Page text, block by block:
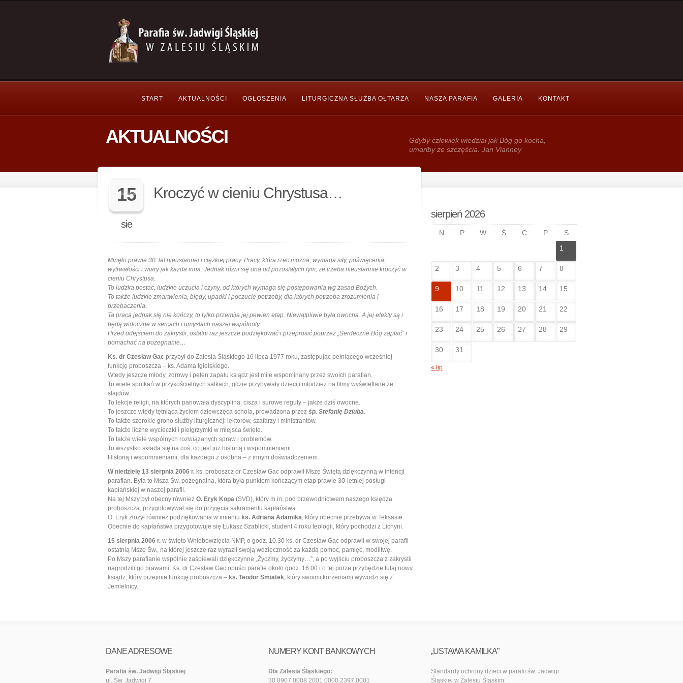
START AKTUALNOŚCI OGŁOSZENIA LITURGICZNA SŁUŻBA OŁTARZA NASZA PARAFIA GALERIA KONTAKT
AKTUALNOŚCI
Gdy­by człowiek wie­dział jak Bóg go kocha,
umarłby ze szczęścia. Jan Vianney
15
sie
Kroczyć w cieniu Chrystusa…
Minęło prawie 30. lat nieustannej i ciężkiej pracy. Pracy, która rzec można, wymaga siły, poświęcenia,
wytrwałości i wiary jak każda inna. Jednak różni się ona od pozostałych tym, że trzeba nieustannie kroczyć w
cieniu Chrystusa.
To ludzka postać, ludzkie uczucia i czyny, od których wymaga się postępowania wg zasad Bożych.
To także ludzkie zmartwienia, błędy, upadki i poczucie potrzeby, dla których potrzeba zrozumienia i
przebaczenia.
Ta praca jednak się nie kończy, to tylko przemija jej pewien etap. Niewątpliwie była owocna. A jej efekty są i
będą widoczne w sercach i umysłach naszej wspólnoty.
Przed odejściem do zakrystii, ostatni raz jeszcze podziękować i przeprosić poprzez „Serdeczne Bóg zapłać” i
pomachać na pożegnanie…
Ks. dr Czesław Gac przybył do Zalesia Śląskiego 16 lipca 1977 roku, zastępując pełniącego wcześniej
funkcję proboszcza – ks. Adama Igielskiego.
Wtedy jeszcze młody, zdrowy i pełen zapału ksiądz jest mile wspominany przez swoich parafian.
To wiele spotkań w przykościelnych salkach, gdzie przybywały dzieci i młodzież na filmy wyświetlane ze
slajdów.
To lekcje religii, na których panowała dyscyplina, cisza i surowe reguły – jakże dziś owocne.
To jeszcze wtedy tętniąca życiem dziewczęca schola, prowadzona przez śp. Stefanię Dziuba.
To także szerokie grono służby liturgicznej: lektorów, szafarzy i ministrantów.
To także liczne wycieczki i pielgrzymki w miejsca święte.
To także wiele wspólnych rozwiązanych spraw i problemów.
To wszystko składa się na coś, co jest już historią i wspomnieniami.
Historią i wspomnieniami, dla każdego z osobna – z innym doświadczeniem.
W niedzielę 13 sierpnia 2006 r. ks. proboszcz dr Czesław Gac odprawił Mszę Świętą dziękczynną w intencji
parafian. Była to Msza Św. pożegnalna, która była punktem kończącym etap prawie 30-letniej posługi
kapłańskiej w naszej parafii.
Na tej Mszy był obecny również O. Eryk Kopa (SVD), który m.in. pod przewodnictwem naszego księdza
proboszcza, przygotowywał się do przyjęcia sakramentu kapłaństwa.
O. Eryk złożył również podziękowania w imieniu ks. Adriana Adamika, który obecnie przebywa w Teksasie.
Obecnie do kapłaństwa przygotowuje się Łukasz Szablicki, student 4 roku teologii, który pochodzi z Lichyni.
15 sierpnia 2006 r. w święto Wniebowzięcia NMP, o godz. 10.30 ks. dr Czesław Gac odprawił w swojej parafii
ostatnią Mszę Św., na której jeszcze raz wyraził swoją wdzięczność za każdą pomoc, pamięć, modlitwę.
Po Mszy parafianie wspólnie zaśpiewali dziękczynne „Życzmy, życzymy…”, a po wyjściu proboszcza z zakrystii
nagrodzili go brawami. Ks. dr Czesław Gac opuści parafie około godz. 16.00 i o tej porze przybędzie tutaj nowy
ksiądz, który przejmie funkcję proboszcza – ks. Teodor Smiatek, który swoimi korzeniami wywodzi się z
Jemielnicy.
sierpień 2026
N P W Ś C P
S
1
2 3 4 5 6 7 8
9 10 11 12 13 14 15
16 17 18 19 20 21 22
23 24 25 26 27 28 29
30 31
« lip
DANE ADRESOWE
Parafia św. Jadwigi Śląskiej
ul. Św. Jadwigi 7
NUMERY KONT BANKOWYCH
Dla Zalesia Śląskiego:
30 8907 0008 2001 0000 2397 0001
„USTAWA KAMILKA”
Standardy ochrony dzieci w parafii św. Jadwigi
Śląskiej w Zalesiu Śląskim.